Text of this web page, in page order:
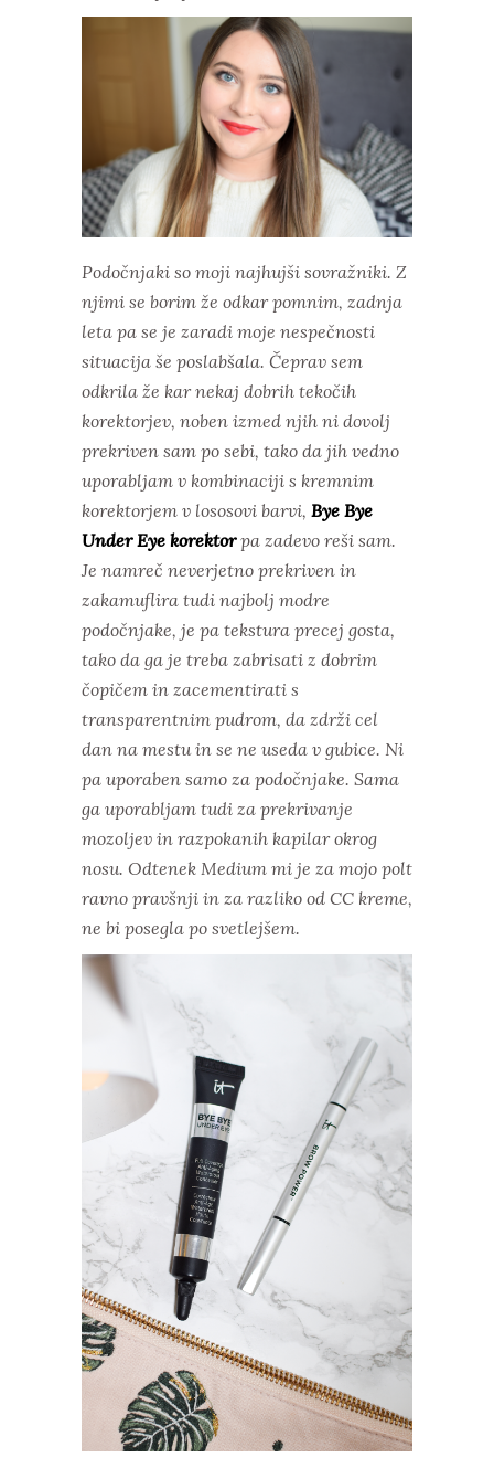
Podočnjaki so moji najhujši sovražniki. Z
njimi se borim že odkar pomnim, zadnja
leta pa se je zaradi moje nespečnosti
situacija še poslabšala. Čeprav sem
odkrila že kar nekaj dobrih tekočih
korektorjev, noben izmed njih ni dovolj
prekriven sam po sebi, tako da jih vedno
uporabljam v kombinaciji s kremnim
korektorjem v lososovi barvi, Bye Bye
Under Eye korektorpa zadevo reši sam.
Je namreč neverjetno prekriven in
zakamuflira tudi najbolj modre
podočnjake, je pa tekstura precej gosta,
tako da ga je treba zabrisati z dobrim
čopičem in zacementirati s
transparentnim pudrom, da zdrži cel
dan na mestu in se ne useda v gubice. Ni
pa uporaben samo za podočnjake. Sama
ga uporabljam tudi za prekrivanje
mozoljev in razpokanih kapilar okrog
nosu. Odtenek Medium mi je za mojo polt
ravno pravšnji in za razliko od CC kreme,
ne bi posegla po svetlejšem.